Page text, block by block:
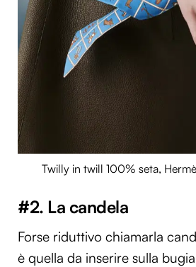
Twilly in twill 100% seta,
#2. La candela
Forse riduttivo chiamarla
è quella da inserire sulla